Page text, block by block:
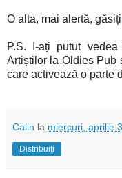
O alta, mai alertă, găsiți
P.S. I-ați putut
Artiștilor la Oldies Pub
care activează o parte
Calin la miercuri, aprilie
Distribuiți